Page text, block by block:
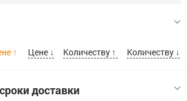
↑ Цене ↓ Количеству ↑ Количеству ↓
доставки